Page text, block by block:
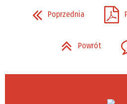
Poprzednia
Powrót